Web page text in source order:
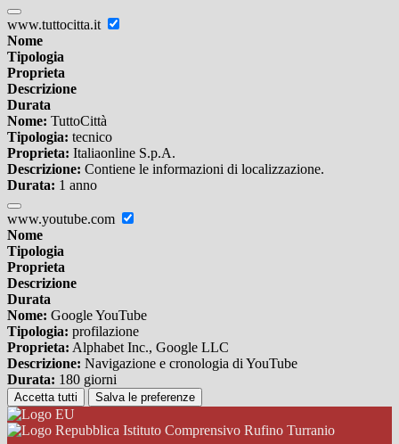
www.tuttocitta.it
Nome
Tipologia
Proprieta
Descrizione
Durata
Nome: TuttoCittà
Tipologia: tecnico
Proprieta: Italiaonline S.p.A.
Descrizione: Contiene le informazioni di localizzazione.
Durata: 1 anno
www.youtube.com
Nome
Tipologia
Proprieta
Descrizione
Durata
Nome: Google YouTube
Tipologia: profilazione
Proprieta: Alphabet Inc., Google LLC
Descrizione: Navigazione e cronologia di YouTube
Durata: 180 giorni
Accetta tutti Salva le preferenze
Istituto Comprensivo Rufino Turranio